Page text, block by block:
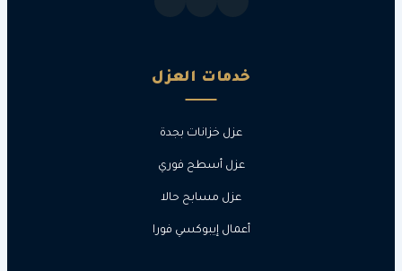
خدمات العزل
عزل خزانات بجدة
عزل أسطح فوري
عزل مسابح حالا
أعمال إيبوكسي فورا